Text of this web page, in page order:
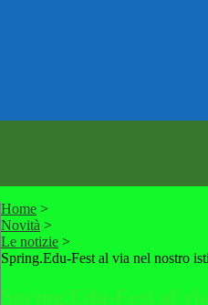
Home >
Novità >
Le notizie >
Spring.Edu-Fest al via nel nostro
Spring.Edu-Fest al